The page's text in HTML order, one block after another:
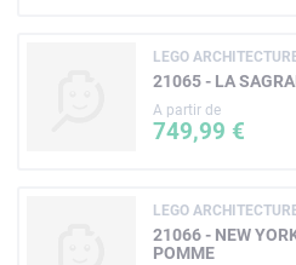
LEGO
21065 - LA
A partir de
749,99 €
LEGO
21066 - NEW
POMME